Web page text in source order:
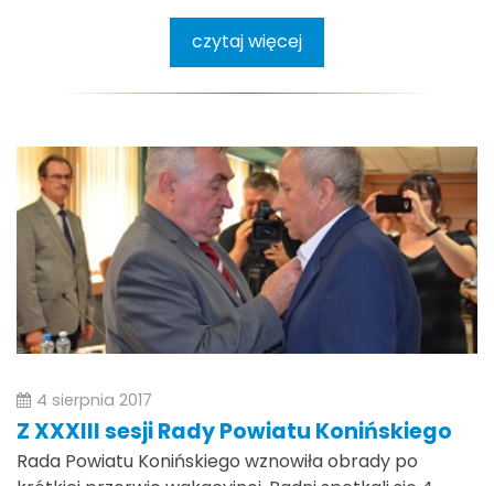
czytaj więcej
4 sierpnia 2017
Z XXXIII sesji Rady Powiatu Konińskiego
Rada Powiatu Konińskiego wznowiła obrady po